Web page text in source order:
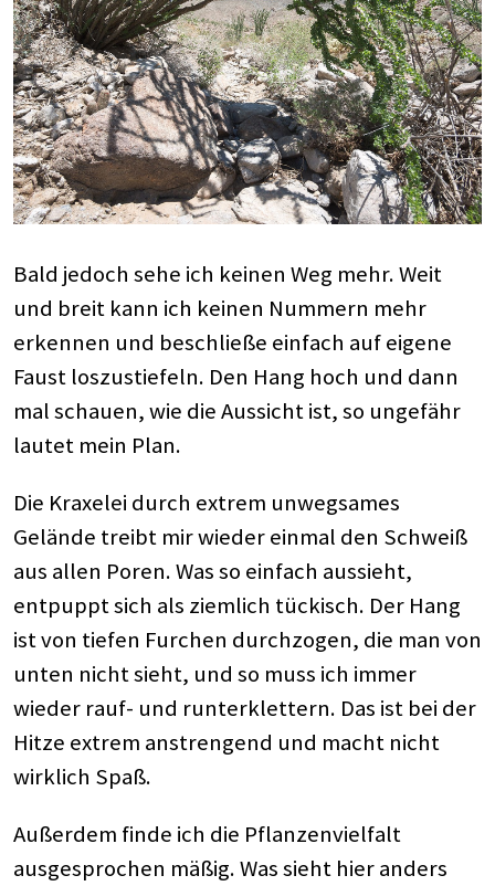
Bald jedoch sehe ich keinen Weg mehr. Weit
und breit kann ich keinen Nummern mehr
erkennen und beschließe einfach auf eigene
Faust loszustiefeln. Den Hang hoch und dann
mal schauen, wie die Aussicht ist, so ungefähr
lautet mein Plan.
Die Kraxelei durch extrem unwegsames
Gelände treibt mir wieder einmal den Schweiß
aus allen Poren. Was so einfach aussieht,
entpuppt sich als ziemlich tückisch. Der Hang
ist von tiefen Furchen durchzogen, die man von
unten nicht sieht, und so muss ich immer
wieder rauf- und runterklettern. Das ist bei der
Hitze extrem anstrengend und macht nicht
wirklich Spaß.
Außerdem finde ich die Pflanzenvielfalt
ausgesprochen mäßig. Was sieht hier anders